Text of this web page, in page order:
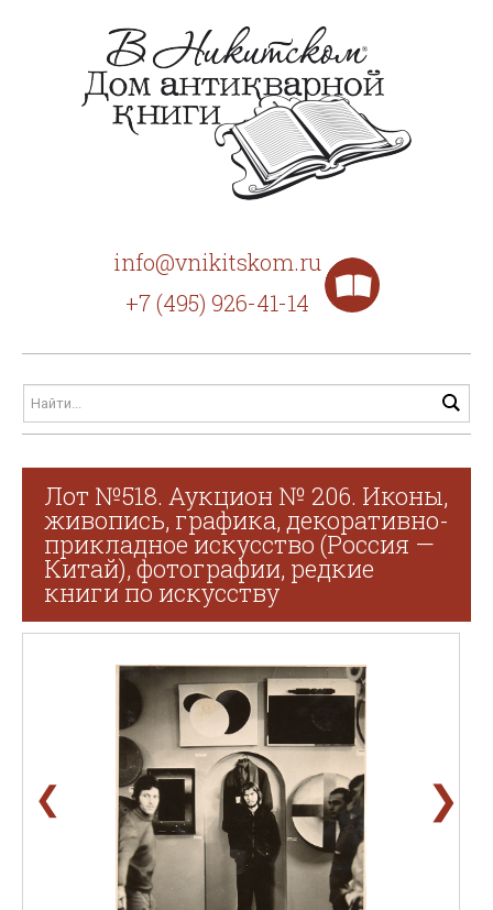
info@vnikitskom.ru
+7 (495) 926-41-14
Лот №518. Аукцион № 206. Иконы,
живопись, графика, декоративно-
прикладное искусство (Россия —
Китай), фотографии, редкие
книги по искусству
❮ ❯